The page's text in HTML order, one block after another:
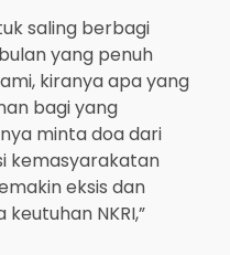
saling berbagi
yang penuh
kiranya apa yang
bagi yang
minta doa dari
kemasyarakatan
eksis dan
NKRI,”